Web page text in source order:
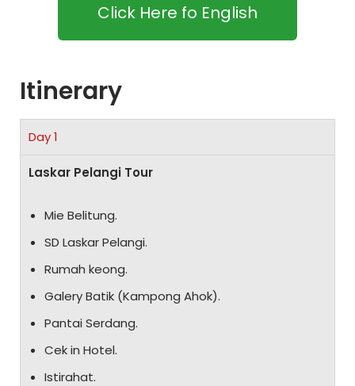
Click Here fo English
Itinerary
Day 1
Laskar Pelangi Tour
Mie Belitung.
SD Laskar Pelangi.
Rumah keong.
Galery Batik (Kampong Ahok).
Pantai Serdang.
Cek in Hotel.
Istirahat.